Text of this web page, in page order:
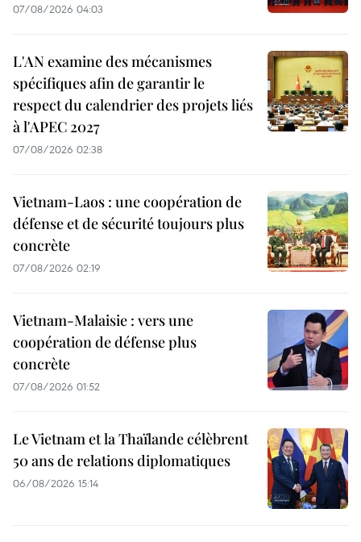
07/08/2026 04:03
L'AN examine des mécanismes
spécifiques afin de garantir le
respect du calendrier des projets liés
à l'APEC 2027
07/08/2026 02:38
Vietnam-Laos : une coopération de
défense et de sécurité toujours plus
concrète
07/08/2026 02:19
Vietnam-Malaisie : vers une
coopération de défense plus
concrète
07/08/2026 01:52
Le Vietnam et la Thaïlande célèbrent
50 ans de relations diplomatiques
06/08/2026 15:14